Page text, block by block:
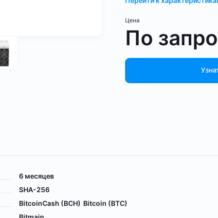
Цена
По
6 месяцев
SHA-256
BitcoinCash (BCH) Bitcoin (BTC)